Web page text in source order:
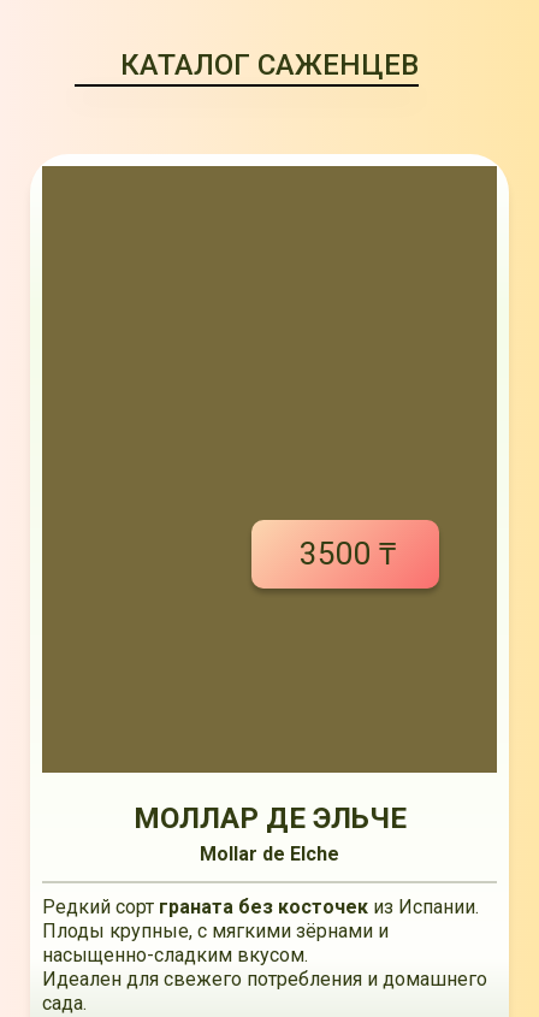
КАТАЛОГ САЖЕНЦЕВ
3500 ₸
МОЛЛАР ДЕ ЭЛЬЧЕ
Mollar de Elche
Редкий сорт граната без косточек из Испании.
Плоды крупные, с мягкими зёрнами и
насыщенно-сладким вкусом.
Идеален для свежего потребления и домашнего
сада.